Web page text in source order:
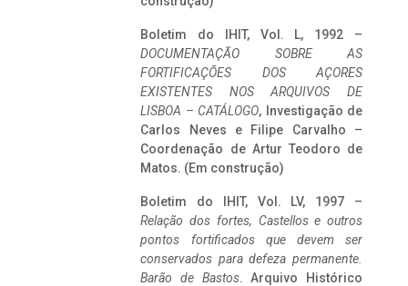
Boletim do IHIT, Vol. L, 1992 –
DOCUMENTAÇÃO SOBRE AS
FORTIFICAÇÕES DOS AÇORES
EXISTENTES NOS ARQUIVOS DE
LISBOA – CATÁLOGO, Investigação de
Carlos Neves e Filipe Carvalho –
Coordenação de Artur Teodoro de
Matos. (Em construção)
Boletim do IHIT, Vol. LV, 1997 –
Relação dos fortes, Castellos e outros
pontos fortificados que devem ser
conservados para defeza permanente.
Barão de Bastos. Arquivo Histórico